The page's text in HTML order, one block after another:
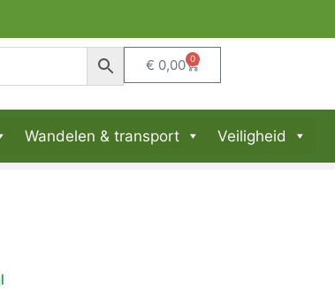
€ 0,00 0
Wandelen & transport Veiligheid